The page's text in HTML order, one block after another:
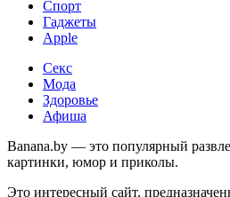
Спорт
Гаджеты
Apple
Секс
Мода
Здоровье
Афиша
Banana.by — это популярный
картинки, юмор и приколы.
Это интересный сайт,